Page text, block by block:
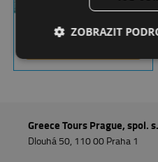
Ideální pro golfovou dovolenou
Greece Tours Prague, spol.
Dlouhá 50, 110 00 Praha 1
ZOBRAZIT